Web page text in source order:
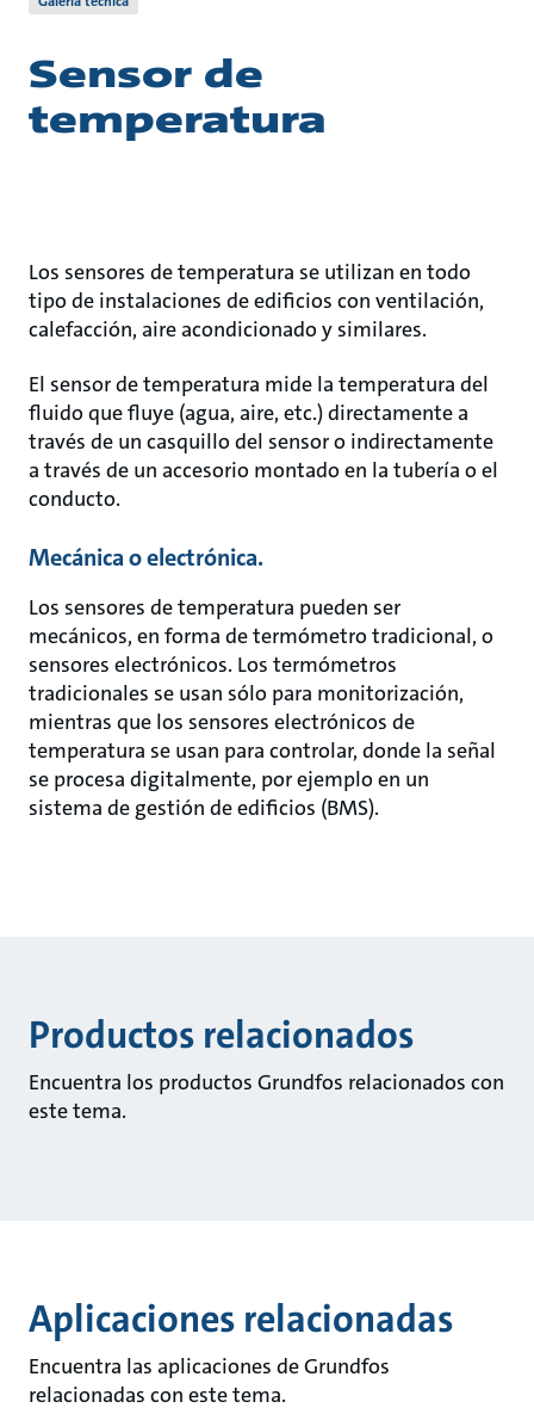
Sensor de
temperatura
Los sensores de temperatura se utilizan en todo
tipo de instalaciones de edificios con ventilación,
calefacción, aire acondicionado y similares.
El sensor de temperatura mide la temperatura del
fluido que fluye (agua, aire, etc.) directamente a
través de un casquillo del sensor o indirectamente
a través de un accesorio montado en la tubería o el
conducto.
Mecánica o electrónica.
Los sensores de temperatura pueden ser
mecánicos, en forma de termómetro tradicional, o
sensores electrónicos. Los termómetros
tradicionales se usan sólo para monitorización,
mientras que los sensores electrónicos de
temperatura se usan para controlar, donde la señal
se procesa digitalmente, por ejemplo en un
sistema de gestión de edificios (BMS).
Productos relacionados
Encuentra los productos Grundfos relacionados con
este tema.
Aplicaciones relacionadas
Encuentra las aplicaciones de Grundfos
relacionadas con este tema.